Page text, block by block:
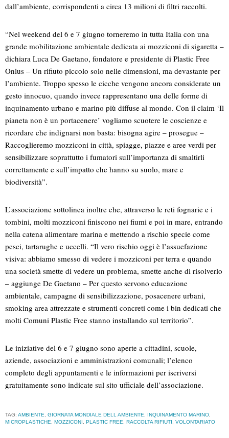
dall’ambiente, corrispondenti a circa 13 milioni di filtri raccolti.
“Nel weekend del 6 e 7 giugno torneremo in tutta Italia con una
grande mobilitazione ambientale dedicata ai mozziconi di sigaretta –
dichiara Luca De Gaetano, fondatore e presidente di Plastic Free
Onlus – Un rifiuto piccolo solo nelle dimensioni, ma devastante per
l’ambiente. Troppo spesso le cicche vengono ancora considerate un
gesto innocuo, quando invece rappresentano una delle forme di
inquinamento urbano e marino più diffuse al mondo. Con il claim ‘Il
pianeta non è un portacenere’ vogliamo scuotere le coscienze e
ricordare che indignarsi non basta: bisogna agire – prosegue –
Raccoglieremo mozziconi in città, spiagge, piazze e aree verdi per
sensibilizzare soprattutto i fumatori sull’importanza di smaltirli
correttamente e sull’impatto che hanno su suolo, mare e
biodiversità”.
L’associazione sottolinea inoltre che, attraverso le reti fognarie e i
tombini, molti mozziconi finiscono nei fiumi e poi in mare, entrando
nella catena alimentare marina e mettendo a rischio specie come
pesci, tartarughe e uccelli. “Il vero rischio oggi è l’assuefazione
visiva: abbiamo smesso di vedere i mozziconi per terra e quando
una società smette di vedere un problema, smette anche di risolverlo
– aggiunge De Gaetano – Per questo servono educazione
ambientale, campagne di sensibilizzazione, posacenere urbani,
smoking area attrezzate e strumenti concreti come i bin dedicati che
molti Comuni Plastic Free stanno installando sul territorio”.
Le iniziative del 6 e 7 giugno sono aperte a cittadini, scuole,
aziende, associazioni e amministrazioni comunali; l’elenco
completo degli appuntamenti e le informazioni per iscriversi
gratuitamente sono indicate sul sito ufficiale dell’associazione.
TAG: AMBIENTE, GIORNATA MONDIALE DELL AMBIENTE, INQUINAMENTO MARINO,
MICROPLASTICHE, MOZZICONI, PLASTIC FREE, RACCOLTA RIFIUTI, VOLONTARIATO